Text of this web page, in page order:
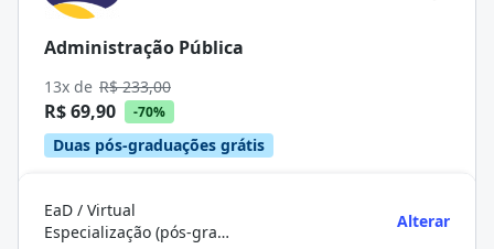
Administração Pública
13x de R$ 233,00
R$ 69,90 -70%
Duas pós-graduações grátis
EaD / Virtual
Especialização (pós-graduação)
Alterar